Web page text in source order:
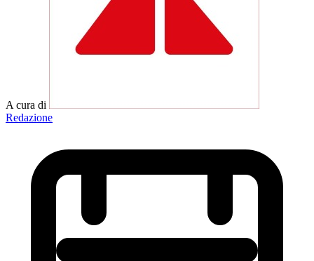
A cura di
Redazione